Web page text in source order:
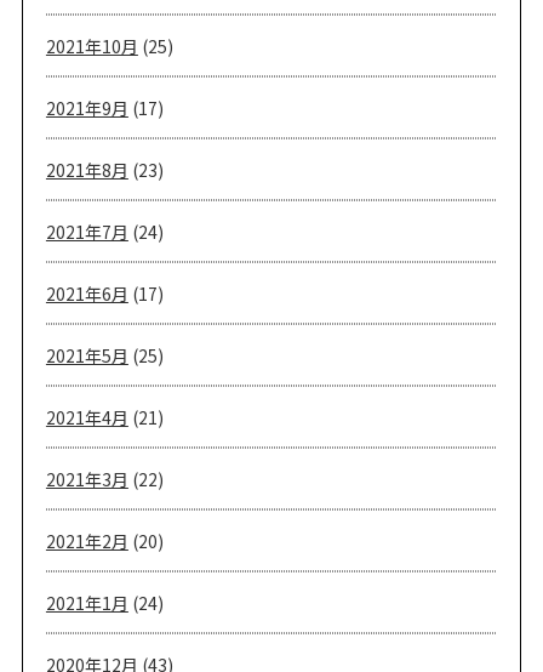
2021年10月 (25)
2021年9月 (17)
2021年8月 (23)
2021年7月 (24)
2021年6月 (17)
2021年5月 (25)
2021年4月 (21)
2021年3月 (22)
2021年2月 (20)
2021年1月 (24)
2020年12月 (43)